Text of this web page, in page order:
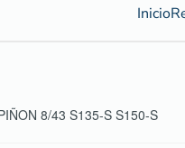
Inicio
8/43 S135-S S150-S